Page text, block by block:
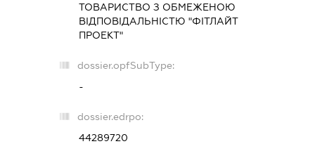
ТОВАРИСТВО З ОБМЕЖЕНОЮ
ВІДПОВІДАЛЬНІСТЮ "ФІТЛАЙТ
ПРОЕКТ"
dossier.opfSubType:
-
dossier.edrpo:
44289720